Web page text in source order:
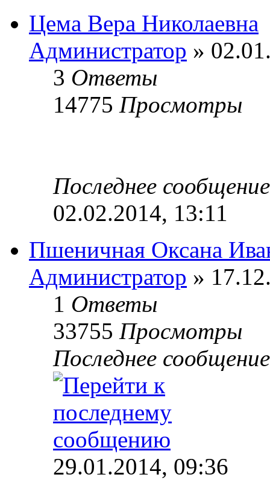
Цема Вера Николаевна
Администратор »
3 Ответы
14775 Просмотры
Последнее
02.02.2014, 13:11
Пшеничная Оксана
Администратор »
1 Ответы
33755 Просмотры
Последнее
29.01.2014, 09:36